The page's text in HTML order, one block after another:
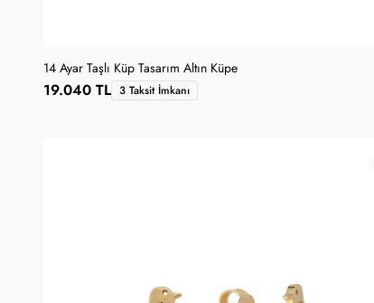
14 Ayar Taşlı Küp Tasarım Altın Küpe
19.040 TL 3 Taksit İmkanı